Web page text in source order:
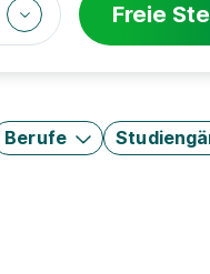
Freie
Berufe